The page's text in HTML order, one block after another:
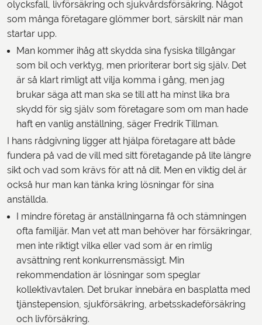
olycksfall, livförsäkring och sjukvårdsförsäkring. Något
som många företagare glömmer bort, särskilt när man
startar upp.
Man kommer ihåg att skydda sina fysiska tillgångar
som bil och verktyg, men prioriterar bort sig själv. Det
är så klart rimligt att vilja komma i gång, men jag
brukar säga att man ska se till att ha minst lika bra
skydd för sig själv som företagare som om man hade
haft en vanlig anställning, säger Fredrik Tillman.
I hans rådgivning ligger att hjälpa företagare att både
fundera på vad de vill med sitt företagande på lite längre
sikt och vad som krävs för att nå dit. Men en viktig del är
också hur man kan tänka kring lösningar för sina
anställda.
I mindre företag är anställningarna få och stämningen
ofta familjär. Man vet att man behöver har försäkringar,
men inte riktigt vilka eller vad som är en rimlig
avsättning rent konkurrensmässigt. Min
rekommendation är lösningar som speglar
kollektivavtalen. Det brukar innebära en basplatta med
tjänstepension, sjukförsäkring, arbetsskadeförsäkring
och livförsäkring.